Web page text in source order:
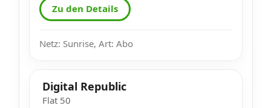
Zu den Details
Netz: Sunrise, Art: Abo
Digital Republic
Flat 50